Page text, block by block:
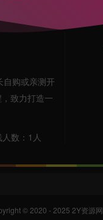
自购或亲测开
致力打造一
数：1人
© 2020 - 2025 2Y资源网